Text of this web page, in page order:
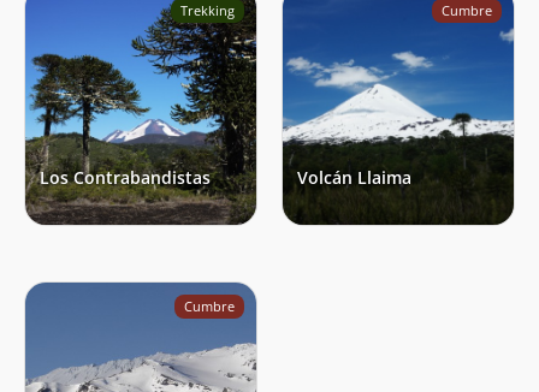
Trekking
Los Contrabandistas
Cumbre
Volcán Llaima
Cumbre